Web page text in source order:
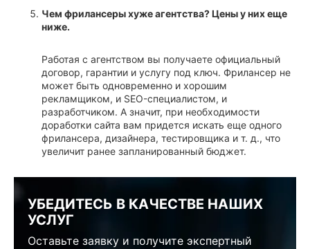
Чем фрилансеры хуже агентства? Цены у них еще
ниже.
Работая с агентством вы получаете официальный
договор, гарантии и услугу под ключ. Фрилансер не
может быть одновременно и хорошим
рекламщиком, и SEO-специалистом, и
разработчиком. А значит, при необходимости
доработки сайта вам придется искать еще одного
фрилансера, дизайнера, тестировщика и т. д., что
увеличит ранее запланированный бюджет.
УБЕДИТЕСЬ В КАЧЕСТВЕ НАШИХ
УСЛУГ
Оставьте заявку и получите экспертный